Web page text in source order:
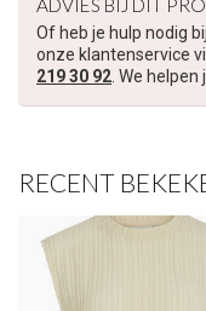
ADVIES BIJ DIT
Of heb je hulp nodig
onze klantenservice
219 30 92. We helpen
RECENT
over onze nieuwe
Je korting is geldig